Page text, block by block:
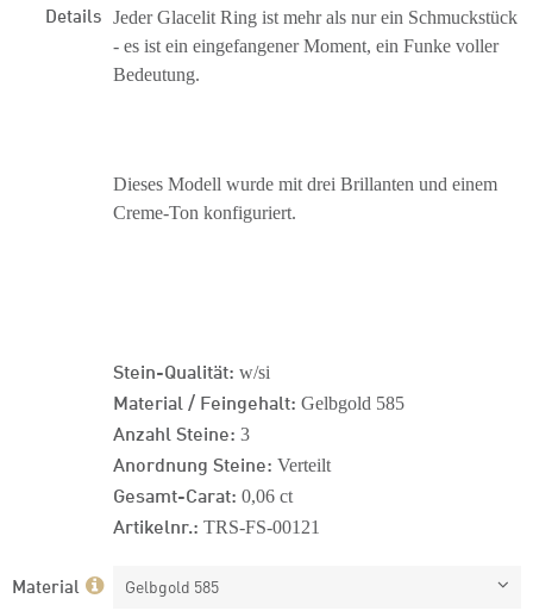
Details Jeder Glacelit Ring ist mehr als nur ein Schmuckstück
- es ist ein eingefangener Moment, ein Funke voller
Bedeutung.
Dieses Modell wurde mit drei Brillanten und einem
Creme-Ton konfiguriert.
Stein-Qualität: w/si
Material / Feingehalt: Gelbgold 585
Anzahl Steine: 3
Anordnung Steine: Verteilt
Gesamt-Carat: 0,06 ct
Artikelnr.: TRS-FS-00121
Material Gelbgold 585